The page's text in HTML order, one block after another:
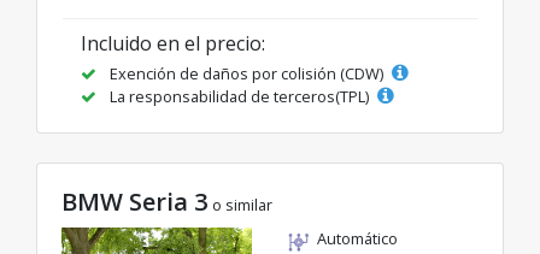
Incluido en el precio:
Exención de daños por colisión (CDW)
La responsabilidad de terceros(TPL)
BMW Seria 3 o similar
Automático